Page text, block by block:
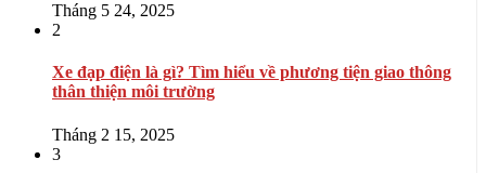
Tháng 5 24, 2025
2
Xe đạp điện là gì? Tìm hiểu về phương tiện giao thông
thân thiện môi trường
Tháng 2 15, 2025
3